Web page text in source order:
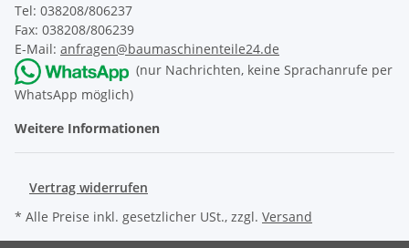
Tel: 038208/806237
Fax: 038208/806239
E-Mail: anfragen@baumaschinenteile24.de
(nur Nachrichten, keine Sprachanrufe per
WhatsApp möglich)
Weitere Informationen
Vertrag widerrufen
* Alle Preise inkl. gesetzlicher USt., zzgl. Versand